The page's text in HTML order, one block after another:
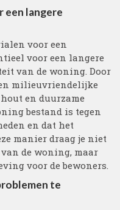
een langere
voor een
voor een langere
van de woning. Door
milieuvriendelijke
en duurzame
bestand is tegen
en dat het
manier draag je niet
de woning, maar
voor de bewoners.
te